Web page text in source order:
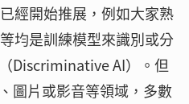
經開始推展，例如大家熟
均是訓練模型來識別或分
Discriminative AI）。但
圖片或影音等領域，多數